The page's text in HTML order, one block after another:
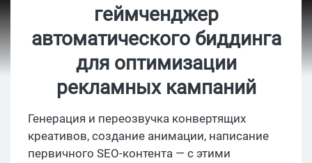
геймченджер
автоматического биддинга
для оптимизации
рекламных кампаний
Генерация и переозвучка конвертящих
креативов, создание анимации, написание
первичного SEO-контента — с этими